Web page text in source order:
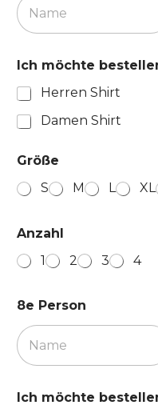
Ich möchte
Herren Shirt
Damen Shirt
Größe
S
M L XL
Anzahl
1
2 3 4
8e Person
Ich möchte